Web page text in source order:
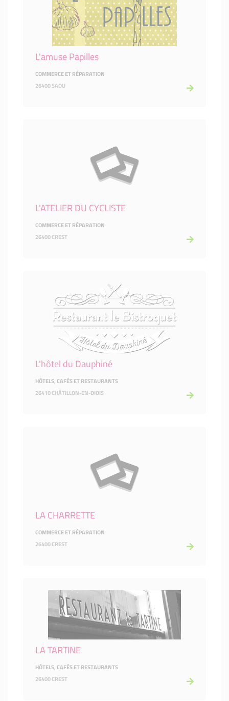
L'amuse Papilles
COMMERCE ET RÉPARATION
26400 SAOU
L'ATELIER DU CYCLISTE
COMMERCE ET RÉPARATION
26400 CREST
L'hôtel du Dauphiné
HÔTELS, CAFÉS ET RESTAURANTS
26410 CHÂTILLON-EN-DIOIS
LA CHARRETTE
COMMERCE ET RÉPARATION
26400 CREST
LA TARTINE
HÔTELS, CAFÉS ET RESTAURANTS
26400 CREST